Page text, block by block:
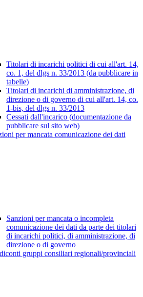
Titolari di incarichi politici di cui all'art. 14,
co. 1, del dlgs n. 33/2013 (da pubblicare in
tabelle)
Titolari di incarichi di amministrazione, di
direzione o di governo di cui all'art. 14, co.
1-bis, del dlgs n. 33/2013
Cessati dall'incarico (documentazione da
pubblicare sul sito web)
per mancata comunicazione dei dati
Sanzioni per mancata o incompleta
comunicazione dei dati da parte dei titolari
di incarichi politici, di amministrazione, di
direzione o di governo
gruppi consiliari regionali/provinciali